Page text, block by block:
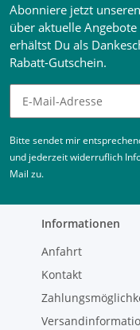
Abonniere jetzt
über aktuelle
erhältst Du als
Rabatt-Gutschein.
Newsletter abonnieren
Bitte sendet mir
und jederzeit widerruflich
Mail zu.
Informationen
Anfahrt
Kontakt